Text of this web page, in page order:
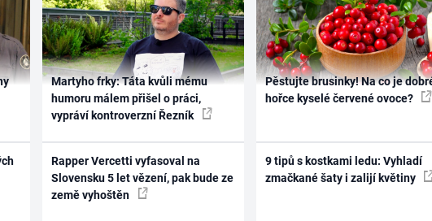
Martyho frky: Táta kvůli mému
humoru málem přišel o práci,
vypráví kontroverzní Řezník
Rapper Vercetti vyfasoval na
Slovensku 5 let vězení, pak bude ze
země vyhoštěn
Pěstujte brusinky! Na co je
hořce kyselé červené ovoce?
9 tipů s kostkami ledu: Vyhladí
zmačkané šaty i zalijí květiny